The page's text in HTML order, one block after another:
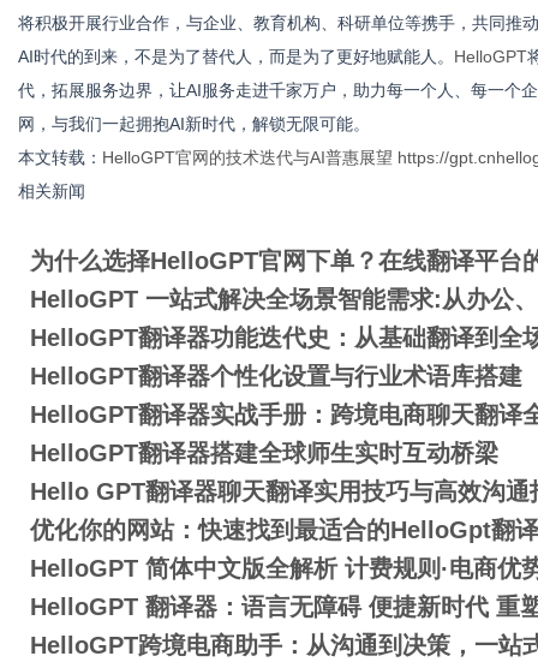
将积极开展行业合作，与企业、教育机构、科研单位等携手，共同推
AI时代的到来，不是为了替代人，而是为了更好地赋能人。 HelloGPT
代，拓展服务边界，让AI服务走进千家万户，助力每一个人、每一个
网，与我们一起拥抱AI新时代，解锁无限可能。
本文转载： HelloGPT官网的技术迭代与AI普惠展望 https://
相关新闻
为什么选择HelloGPT官网下单？在线翻译平台
HelloGPT 一站式解决全场景智能需求:从办公
HelloGPT翻译器功能迭代史：从基础翻译到全
HelloGPT翻译器个性化设置与行业术语库搭建
HelloGPT翻译器实战手册：跨境电商聊天翻译
HelloGPT翻译器搭建全球师生实时互动桥梁
Hello GPT翻译器聊天翻译实用技巧与高效沟通
优化你的网站：快速找到最适合的HelloGpt翻
HelloGPT 简体中文版全解析 计费规则·电商优
HelloGPT 翻译器：语言无障碍 便捷新时代 重
HelloGPT跨境电商助手：从沟通到决策，一站